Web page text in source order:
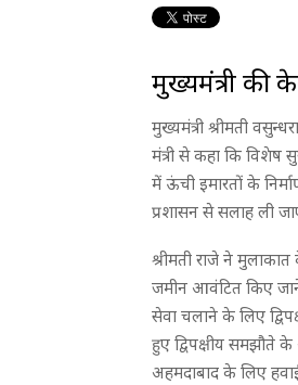
मुख्यमंत्री की
मुख्यमंत्री श्रीमती
मंत्री से कहा कि विशेष
में ऊंची इमारतों के
प्रशासन से सलाह ली
श्रीमती राजे ने
जमीन आवंटित किए
सेवा चलाने के लिए
हुए द्विपक्षीय समझौते
अहमदाबाद के लिए